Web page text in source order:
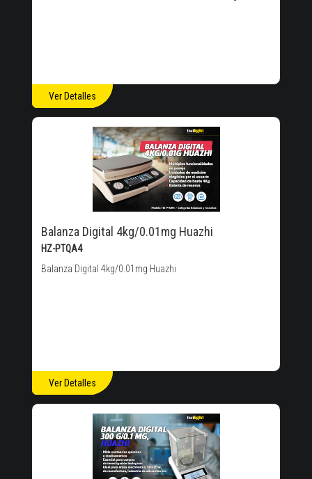
Ver Detalles
Balanza Digital 4kg/0.01mg Huazhi
HZ-PTQA4
Balanza Digital 4kg/0.01mg Huazhi
Ver Detalles